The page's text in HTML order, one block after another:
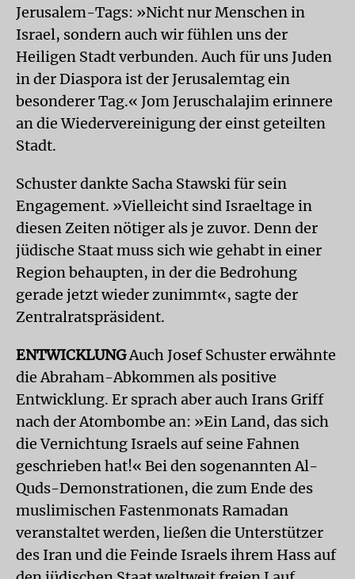
Jerusalem-Tags: »Nicht nur Menschen in
Israel, sondern auch wir fühlen uns der
Heiligen Stadt verbunden. Auch für uns Juden
in der Diaspora ist der Jerusalemtag ein
besonderer Tag.« Jom Jeruschalajim erinnere
an die Wiedervereinigung der einst geteilten
Stadt.
Schuster dankte Sacha Stawski für sein
Engagement. »Vielleicht sind Israeltage in
diesen Zeiten nötiger als je zuvor. Denn der
jüdische Staat muss sich wie gehabt in einer
Region behaupten, in der die Bedrohung
gerade jetzt wieder zunimmt«, sagte der
Zentralratspräsident.
ENTWICKLUNGAuch Josef Schuster erwähnte
die Abraham-Abkommen als positive
Entwicklung. Er sprach aber auch Irans Griff
nach der Atombombe an: »Ein Land, das sich
die Vernichtung Israels auf seine Fahnen
geschrieben hat!« Bei den sogenannten Al-
Quds-Demonstrationen, die zum Ende des
muslimischen Fastenmonats Ramadan
veranstaltet werden, ließen die Unterstützer
des Iran und die Feinde Israels ihrem Hass auf